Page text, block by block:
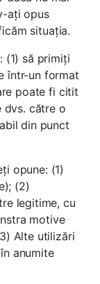
ați opus
situația.
(1) să primiți
într-un format
poate fi citit
dvs. către o
din punct
opune: (1)
(2)
legitime, cu
motive
Alte utilizări
anumite